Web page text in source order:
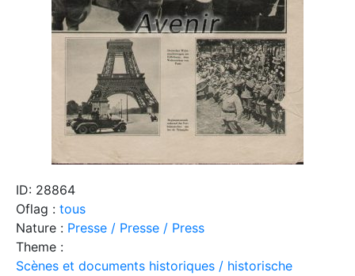
ID: 28864
Oflag : tous
Nature : Presse / Presse / Press
Theme :
Scènes et documents historiques / historische